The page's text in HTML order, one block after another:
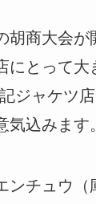
胡商大会
にとって
ジャケツ
込みます。
ンチュウ